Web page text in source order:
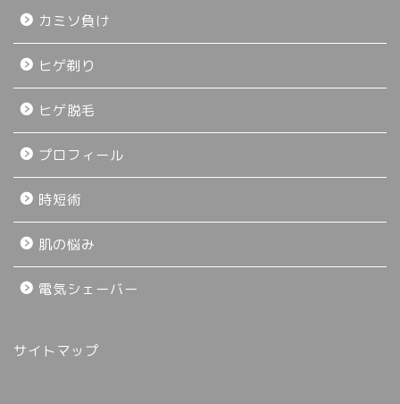
カミソ負け
ヒゲ剃り
ヒゲ脱毛
プロフィール
時短術
肌の悩み
電気シェーバー
サイトマップ